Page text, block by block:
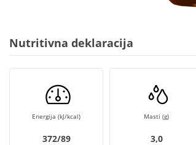
Nutritivna deklaracija
Energija (kJ/kcal)
372/89
Masti (g)
3,0